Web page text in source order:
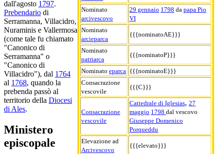
Nominato
arcivescovo
29 gennaio 1798 da papa Pio
VI
Nominato
arcieparca
{{{nominatoAE}}}
Nominato
patriarca
{{{nominatoP}}}
Nominato eparca {{{nominatoE}}}
Consacrazione
vescovile
{{{C}}}
Consacrazione
vescovile
Cattedrale di Iglesias, 27
maggio 1798 dal vescovo
Giuseppe Domenico
Porqueddu
Elevazione ad
Arcivescovo
{{{elevato}}}
dall'agosto 1797.
Prebendario di
Serramanna, Villacidro,
Nuraminis e Vallermosa
(come tale fu chiamato
"Canonico di
Serramanna" o
"Canonico di
Villacidro"), dal 1764
al 1768, quando la
prebenda passò al
territorio della Diocesi
di Ales.
Ministero
episcopale